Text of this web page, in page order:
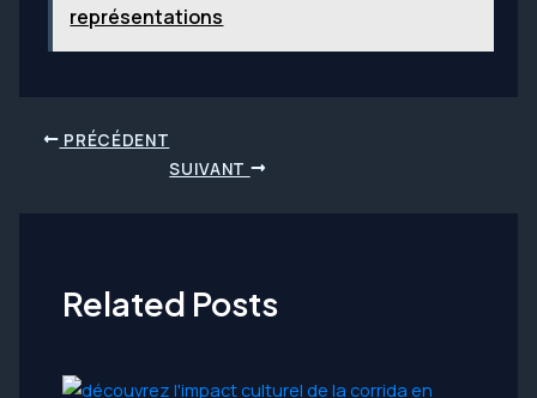
représentations
Navigation
PRÉCÉDENT
SUIVANT
Related Posts